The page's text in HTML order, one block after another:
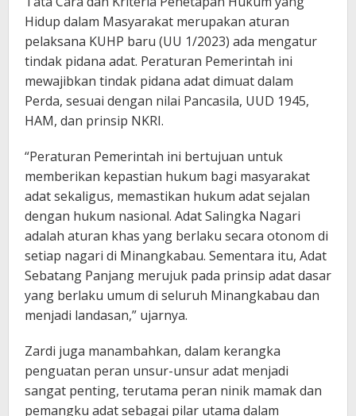
Hidup dalam Masyarakat merupakan aturan
pelaksana KUHP baru (UU 1/2023) ada mengatur
tindak pidana adat. Peraturan Pemerintah ini
mewajibkan tindak pidana adat dimuat dalam
Perda, sesuai dengan nilai Pancasila, UUD 1945,
HAM, dan prinsip NKRI.
“Peraturan Pemerintah ini bertujuan untuk
memberikan kepastian hukum bagi masyarakat
adat sekaligus, memastikan hukum adat sejalan
dengan hukum nasional. Adat Salingka Nagari
adalah aturan khas yang berlaku secara otonom di
setiap nagari di Minangkabau. Sementara itu, Adat
Sebatang Panjang merujuk pada prinsip adat dasar
yang berlaku umum di seluruh Minangkabau dan
menjadi landasan,” ujarnya.
Zardi juga manambahkan, dalam kerangka
penguatan peran unsur-unsur adat menjadi
sangat penting, terutama peran ninik mamak dan
pemangku adat sebagai pilar utama dalam